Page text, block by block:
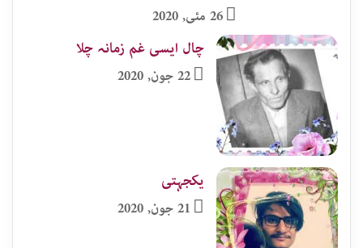
26 مئی, 2020
چال ایسی غم زمانہ چلا
22 جون, 2020
یکجہتی
21 جون, 2020